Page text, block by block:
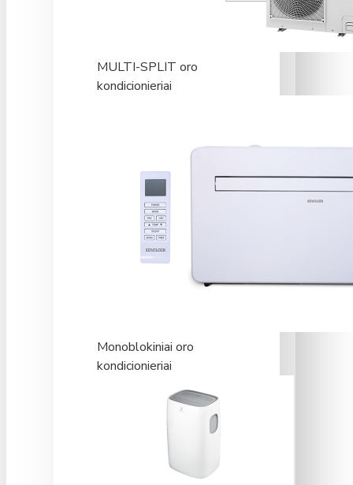
MULTI-SPLIT oro
kondicionieriai
Monoblokiniai oro
kondicionieriai